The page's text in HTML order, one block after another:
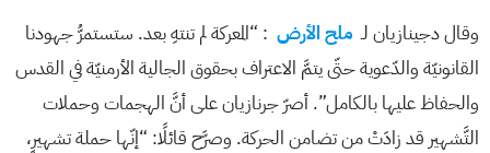
وقال دجينازيان لـ ملح الأرض : “المعركة لم تنتهِ بعد. ستستمرُّ جهودنا
القانونيّة والدّعوية حتّى يتمَّ الاعتراف بحقوق الجالية الأرمنيّة في القدس
والحفاظ عليها بالكامل”. أصرّ جرنازيان على أنَّ الهجمات وحملات
التَّشهير قد زادَتْ من تضامن الحركة. وصرَّح قائلًا: “إنّها حملة تشهيرٍ،